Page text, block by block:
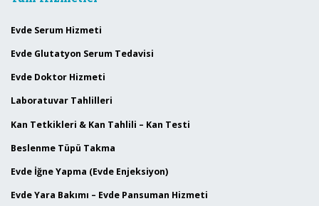
Evde Serum Hizmeti
Evde Glutatyon Serum Tedavisi
Evde Doktor Hizmeti
Laboratuvar Tahlilleri
Kan Tetkikleri & Kan Tahlili – Kan Testi
Beslenme Tüpü Takma
Evde İğne Yapma (Evde Enjeksiyon)
Evde Yara Bakımı – Evde Pansuman Hizmeti